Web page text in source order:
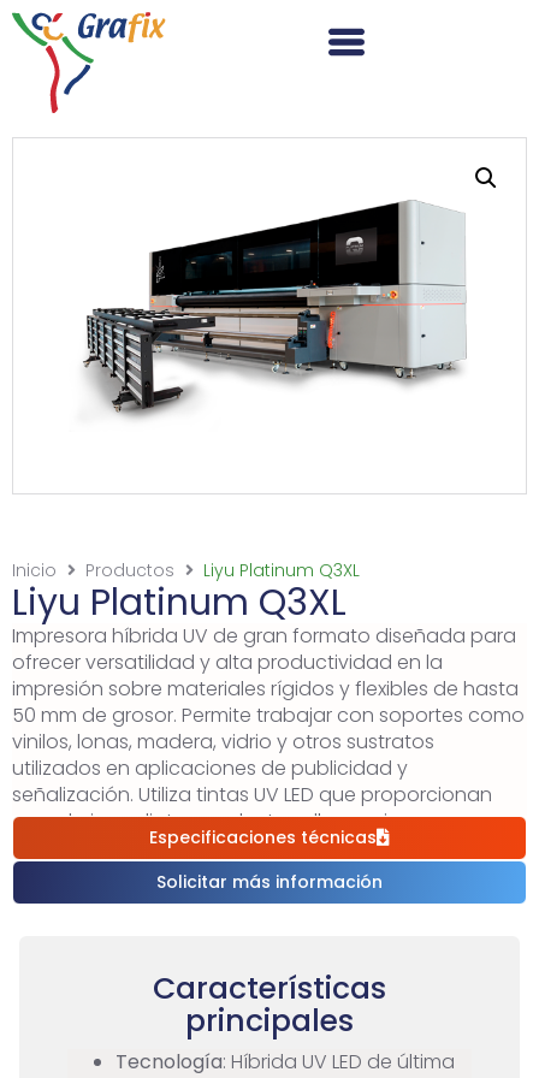
Inicio Productos Liyu Platinum Q3XL
Liyu Platinum Q3XL
Impresora híbrida UV de gran formato diseñada para
ofrecer versatilidad y alta productividad en la
impresión sobre materiales rígidos y flexibles de hasta
50 mm de grosor. Permite trabajar con soportes como
vinilos, lonas, madera, vidrio y otros sustratos
utilizados en aplicaciones de publicidad y
señalización. Utiliza tintas UV LED que proporcionan
secado inmediato, excelente adherencia y gran
durabilidad de la impresión. Ofrece resoluciones de
hasta 2880 dpi, combinando velocidad de
producción con calidad fotográfica para lograr
crear efectos especiales y aplicaciones de mayor
valor agregado, junto con sistema de vacío y limpieza
Especificaciones técnicas
Solicitar más información
Características
principales
Tecnología: Híbrida UV LED de última